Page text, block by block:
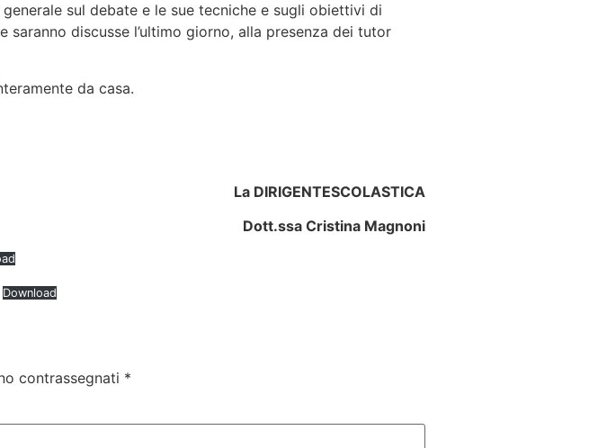
sul debate e le sue tecniche e sugli obiettivi di
discusse l’ultimo giorno, alla presenza dei tutor
da casa.
La DIRIGENTESCOLASTICA
Dott.ssa Cristina Magnoni
Download
contrassegnati *